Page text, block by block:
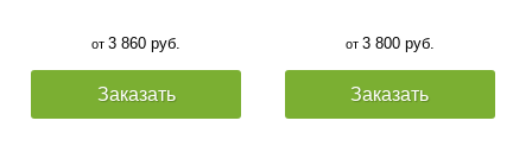
от3 860 руб.
Заказать
от 3 800 руб.
Заказать